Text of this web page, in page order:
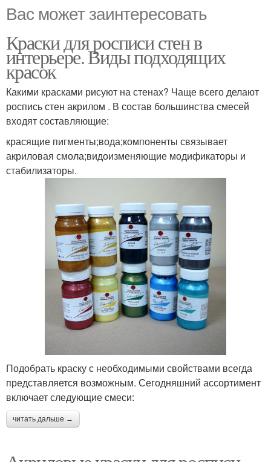
Вас может заинтересовать
Краски для росписи стен в
интерьере. Виды подходящих
красок
Какими красками рисуют на стенах? Чаще всего делают
роспись стен акрилом . В состав большинства смесей
входят составляющие:
красящие пигменты;вода;компоненты связывает
акриловая смола;видоизменяющие модификаторы и
стабилизаторы.
Подобрать краску с необходимыми свойствами всегда
представляется возможным. Сегодняшний ассортимент
включает следующие смеси:
читать дальше →